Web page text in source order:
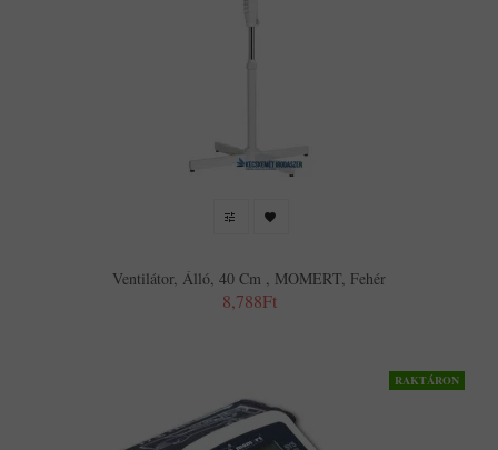
Ventilátor, Álló, 40 Cm , MOMERT, Fehér
8,788Ft
RAKTÁRON